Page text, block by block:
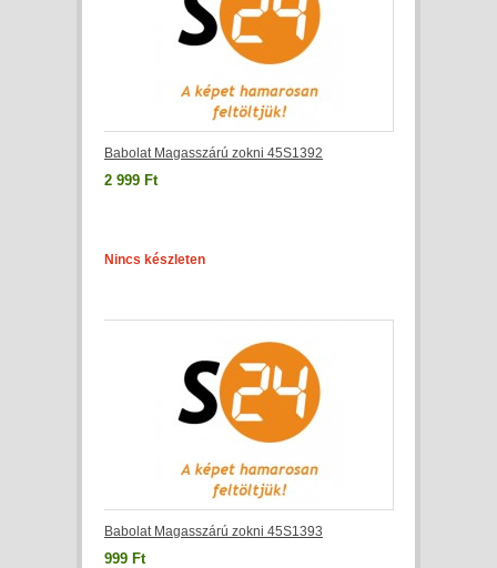
Babolat Magasszárú zokni 45S1392
2 999 Ft
Nincs készleten
Babolat Magasszárú zokni 45S1393
999 Ft